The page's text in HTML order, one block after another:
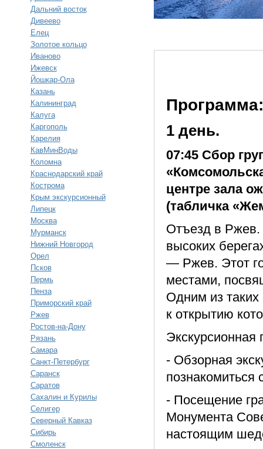
Дальний восток
Дивеево
Елец
Золотое кольцо
Иваново
Ижевск
Йошкар-Ола
Казань
Калининград
Калуга
Каргополь
Карелия
КавМинВоды
Коломна
Краснодарский край
Кострома
Крым экскурсионный
Липецк
Москва
Мурманск
Нижний Новгород
Орел
Псков
Пермь
Пенза
Приморский край
Ржев
Ростов-на-Дону
Рязань
Самара
Санкт-Петербург
Саранск
Саратов
Сахалин и Курилы
Селигер
Северный Кавказ
Сибирь
Смоленск
Программа:
1 день.
07:45 Сбор
центре зала
(табличка
Отъезд в Ржев.
высоких
— Ржев. Этот
местами,
Одним из
к открытию
Экскурсионная
- Обзорная
познакомиться
- Посещение
Монумента
настоящим